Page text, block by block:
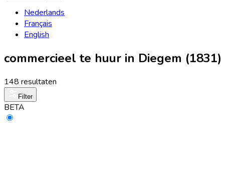
Nederlands
Français
English
commercieel te huur in Diegem (1831)
148 resultaten
Filter
BETA